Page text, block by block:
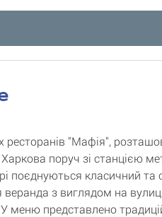
ресторанів "Мафія",
поруч зі станцією
поєднуються класичний та
веранда з виглядом на
меню представлено